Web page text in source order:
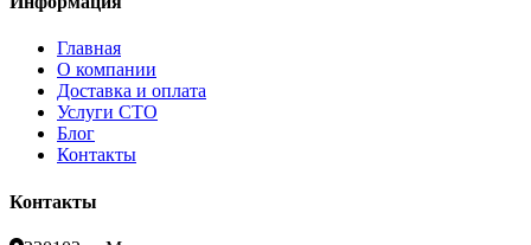
Главная
О компании
Доставка и оплата
Услуги СТО
Блог
Контакты
Контакты